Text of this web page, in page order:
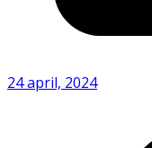
24 april, 2024